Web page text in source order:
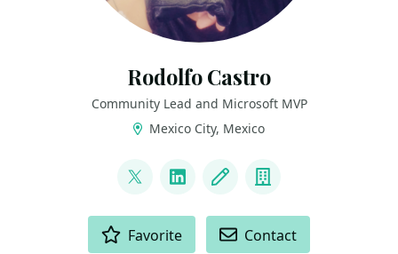
Rodolfo Castro
Community Lead and Microsoft MVP
Mexico City, Mexico
@steampunkcloud
LinkedInBlog Company
Favorite Contact